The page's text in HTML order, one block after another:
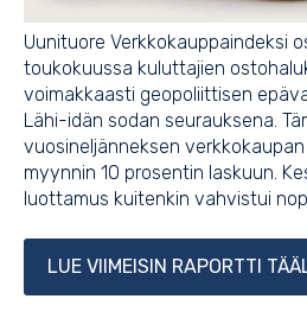
Uunituore Verkkokauppaindeksi
toukokuussa kuluttajien
voimakkaasti geopoliittisen
Lähi-idän sodan seurauksena.
vuosineljänneksen
myynnin 10 prosentin laskuun.
luottamus kuitenkin vahvistui
LUE VIIMEISIN RAPORTTI